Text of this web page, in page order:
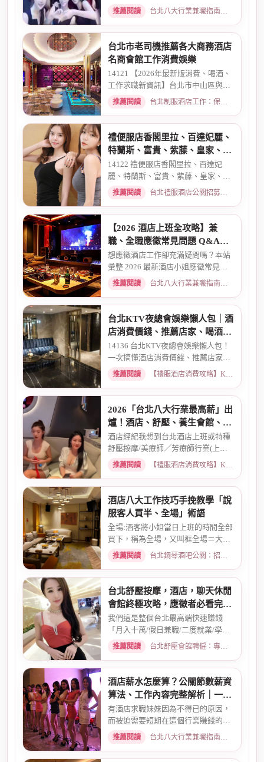
時請務必堅守「五不原則」...
推薦閱讀 台北八大行業兼職指南：熱門職缺與求職須知 · 2026-03-09
台北市老司機推薦各大商務酒店
名商會館工作消費娛樂
14121 【2026年最新版消費、喝酒、
工作求職新資訊】台北市中山區與東
區酒店老司機推薦舒壓會館、...
推薦閱讀 台北制服酒店工作：保障現領薪資與職缺總覽 · 2026-04-01
禮便服店香閣里拉、百達妃麗、
特蘭斯、富貴、紫藤、皇家、金
典酒店消費
14122 禮便服店香閣里拉、百達妃
麗、特蘭斯、富貴、紫藤、皇家、金
典、消費喝酒 、金拿督、101會...
推薦閱讀 台北禮服酒店公關招募：兼職工作內容與薪資規範 · 2026-06-04
【2026 酒店上班全攻略】兼
職、全職應徵常見問題 Q&A：
薪資、安全、環境全解析
想應徵酒店工作卻充滿疑問嗎？本站
彙整 2026 最新酒店小姐應徵常見問
題 Q&A。深入解析全職與兼職...
推薦閱讀 台北八大行業兼職指南：熱門職缺與求職須知 · 2026-03-09
台北KTV夜總會娛樂懶人包｜酒
店消費價錢、推薦店家、喝酒介
紹一次看懂
14136 台北KTV夜總會娛樂懶人包！
一次搞懂酒店消費價錢、推薦店家、
喝酒介紹。從基本消費、包廂...
推薦閱讀 【禮服酒店消費攻略】KTV喝酒娛樂、價格試算 · 2026-03-16
2026「台北八大行業最高薪」出
爐！酒店、舒壓、養生會館、經
紀人推薦
酒店經紀我想到台北酒店上班或特種
舒壓按摩/美療師／芳療師行業(上班
天數可自選) 特種行業工作也...
推薦閱讀 【禮服酒店消費攻略】KTV喝酒娛樂、價格試算 · 2026-01-15
酒店八大工作技巧手挽教學「說
服客人買半、全場」術語
全場:酒客將小姐當日上班的時間全部
買下，稱為全場，又叫框全場＝大框
＝外全酒店買框送s外全多少...
推薦閱讀 台北鋼琴酒吧公關：招募條件與工作環境介紹 · 2026-03-26
台北舒壓按摩，酒店，聊天休閒
會館終極攻略，應徵者必看完整
指南
我們這是整個台北最高端快速賺錢
「月入十萬/假日兼職/二度就業/學生
兼職/八大廣告/林森北路KTV酒...
推薦閱讀 台北舒壓會館聘僱：專業按摩師職缺與職涯規劃 · 2026-01-07
酒店薪水怎麼算？公關節數薪資
算法、工作內容完整解析｜一次
搞懂收入結構
有酒店求職妹妹因為不得已的原因，
而被迫需要短期在這個行業賺錢的時
候而環境又你文章提到的那麼...
推薦閱讀 台北八大行業兼職指南：熱門職缺與求職須知 · 2026-02-13